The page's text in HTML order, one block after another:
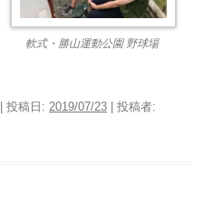
軟式・勝山運動公園 野球場
| 投稿日: 2019/07/23 | 投稿者: